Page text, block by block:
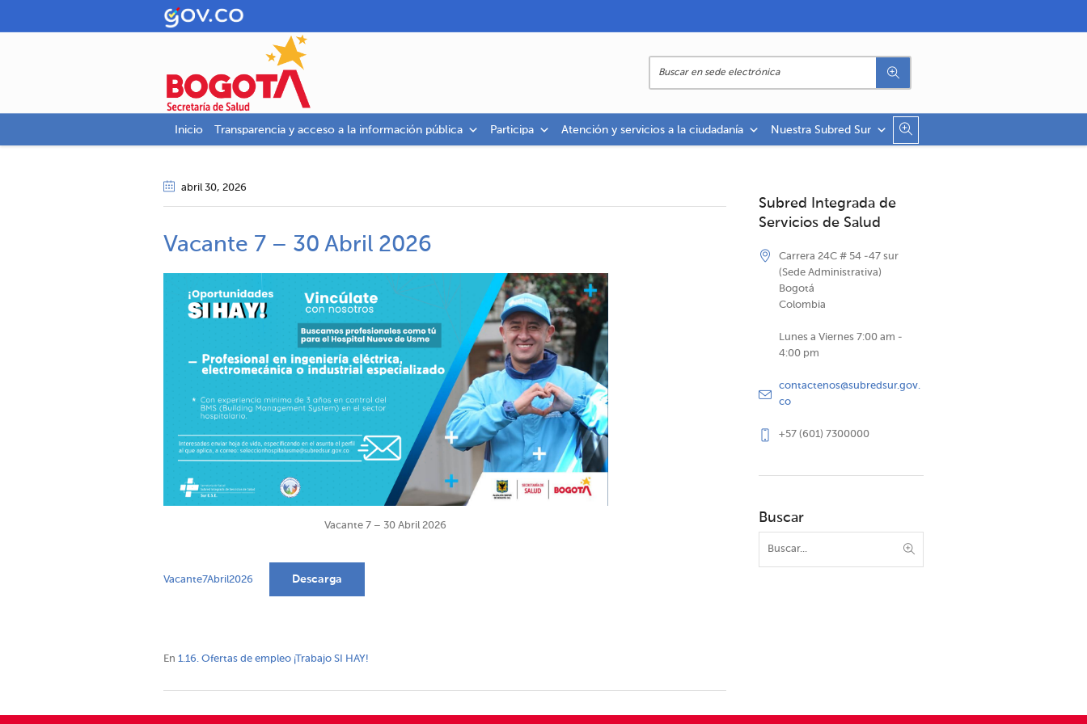
Inicio Transparencia y acceso a la información pública Participa Atención y servicios a la ciudadanía Nuestra Subred Sur
abril 30, 2026
Vacante 7 – 30 Abril 2026
Vacante 7 – 30 Abril 2026
Vacante7Abril2026 Descarga
En 1.16. Ofertas de empleo ¡Trabajo SI HAY!
Subred Integrada de
Servicios de Salud
Carrera 24C # 54 -47 sur
(Sede Administrativa)
Bogotá
Colombia
Lunes a Viernes 7:00 am -
4:00 pm
contactenos@subredsur.gov.
co
+57 (601) 7300000
Buscar